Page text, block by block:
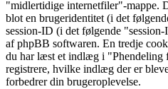
"midlertidige internetfiler"-mappe.
blot en brugeridentitet (i det
session-ID (i det følgende
af phpBB softwaren. En tredje
du har læst et indlæg i "Phendeling
registrere, hvilke indlæg der er
forbedrer din brugeroplevelse.